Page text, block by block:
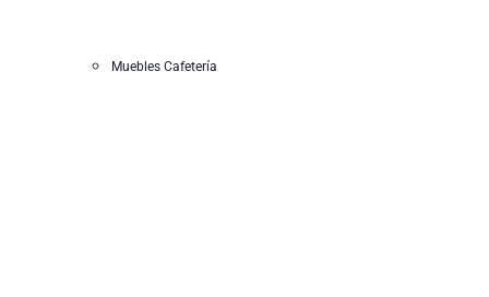
Muebles Cafetería